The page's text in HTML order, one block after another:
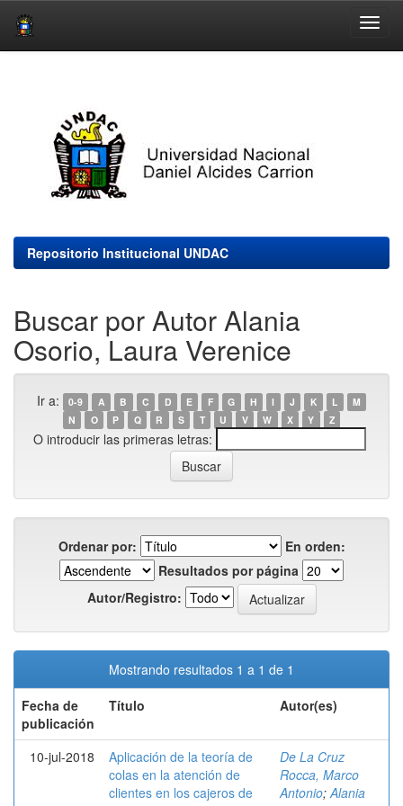
Repositorio Institucional UNDAC
Buscar por Autor Alania
Osorio, Laura Verenice
Ir a: 0-9 A B C D E F G H I J K L
M
N
O P Q R S T U V W X Y Z
O introducir las primeras letras:
Ordenar por:
En orden:
Resultados por página
Autor/Registro:
Mostrando resultados 1 a 1 de 1
Fecha de
publicación
Título Autor(es)
10-jul-2018
Aplicación de la teoría de
colas en la atención de
clientes en los cajeros de
De La Cruz
Rocca, Marco
Antonio;Alania